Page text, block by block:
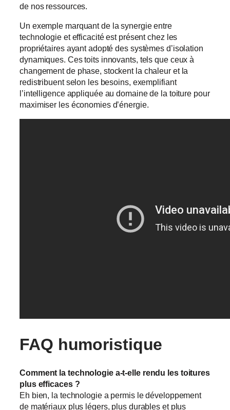
de nos ressources.
Un exemple marquant de la synergie entre
technologie et efficacité est présent chez les
propriétaires ayant adopté des systèmes d’isolation
dynamiques. Ces toits innovants, tels que ceux à
changement de phase, stockent la chaleur et la
redistribuent selon les besoins, exemplifiant
l’intelligence appliquée au domaine de la toiture pour
maximiser les économies d’énergie.
FAQ humoristique
Comment la technologie a-t-elle rendu les toitures
plus efficaces ?
Eh bien, la technologie a permis le développement
de matériaux plus légers, plus durables et plus